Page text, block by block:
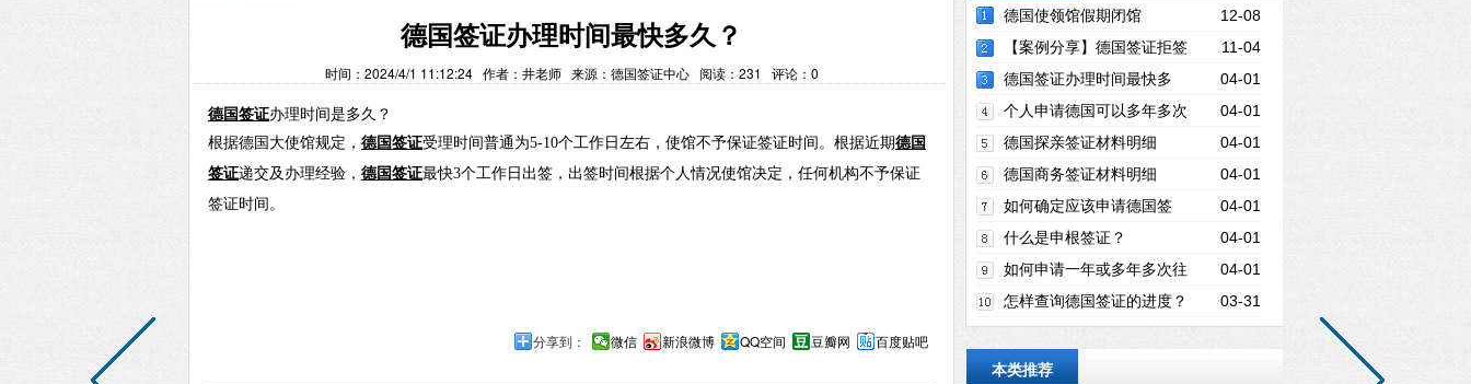
德国签证办理时间最快多久？
时间：2024/4/1 11:12:24 作者：井老师 来源：德国签证中心 阅读： 231 评论： 0
德国签证办理时间是多久？
根据德国大使馆规定， 德国签证受理时间普通为5-10个工作日左右，使馆不予保证签证时间。根据近期德国
签证递交及办理经验， 德国签证最快3个工作日出签，出签时间根据个人情况使馆决定，任何机构不予保证
签证时间。
分享到： 微信 新浪微博 QQ空间 豆瓣网 百度贴吧
12-08
德国使领馆假期闭馆
11-04
【案例分享】德国签证拒签
再签成功出签，附德国商务&旅游签证资
料清单！
04-01
德国签证办理时间最快多
久？ 04-01
个人申请德国可以多年多次
吗？ 04-01
德国探亲签证材料明细
04-01
德国商务签证材料明细
04-01
如何确定应该申请德国签
证？ 04-01
什么是申根签证？
04-01
如何申请一年或多年多次往
返的德国签证 03-31
怎样查询德国签证的进度？
本类推荐